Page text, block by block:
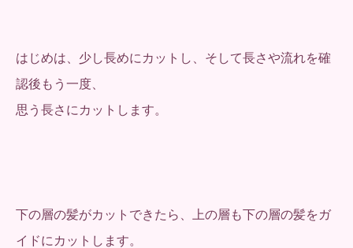
はじめは、少し長めにカットし、そして長さや流れを確
認後もう一度、
思う長さにカットします。
下の層の髪がカットできたら、上の層も下の層の髪をガ
イドにカットします。